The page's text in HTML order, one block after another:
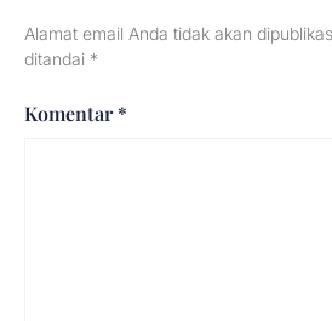
Alamat email Anda tidak akan
ditandai *
Komentar *